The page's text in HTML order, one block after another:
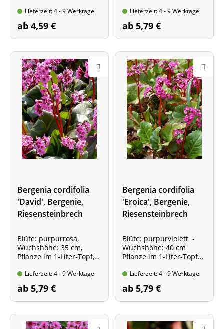
Lieferzeit: 4 - 9 Werktage
ab 4,59 €
Lieferzeit: 4 - 9 Werktage
ab 5,79 €
Bergenia cordifolia
'David', Bergenie,
Riesensteinbrech
Blüte: purpurrosa,
Wuchshöhe: 35 cm,
Pflanze im 1-Liter-Topf,
Winterfärbung!
Lieferzeit: 4 - 9 Werktage
ab 5,79 €
Bergenia cordifolia
'Eroica', Bergenie,
Riesensteinbrech
Blüte: purpurviolett -
Wuchshöhe: 40 cm
Pflanze im 1-Liter-Topf
dekorativem Blatt!
Lieferzeit: 4 - 9 Werktage
ab 5,79 €